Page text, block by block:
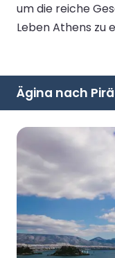
um die reiche
Leben Athens zu
Ägina nach